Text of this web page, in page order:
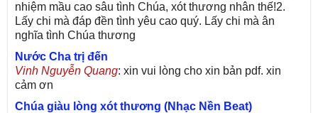
nhiệm mầu cao sâu tình Chúa, xót thương nhân thế!2.
Lấy chi mà đáp đền tình yêu cao quý. Lấy chi mà ân
nghĩa tình Chúa thương
Nước Cha trị đến
Vinh Nguyễn Quang: xin vui lòng cho xin bản pdf. xin
cảm ơn
Chúa giàu lòng xót thương (Nhạc Nền Beat)